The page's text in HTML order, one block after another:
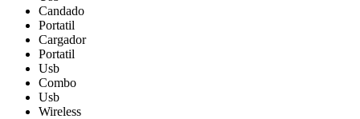
Candado
Portatil
Cargador
Portatil
Usb
Combo
Usb
Wireless